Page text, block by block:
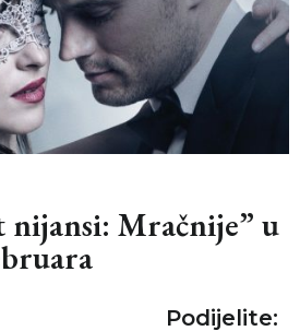
nijansi: Mračnije” u
Podijelite: